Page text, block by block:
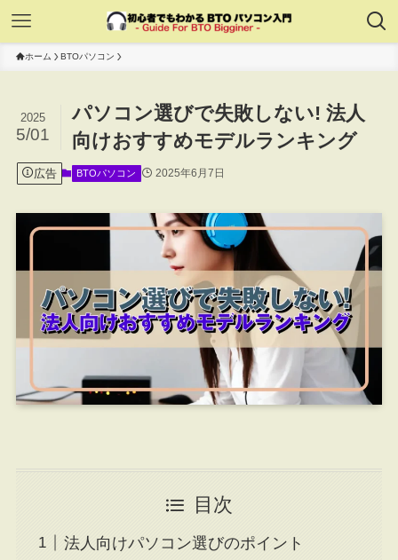
ホーム BTOパソコン
パソコン選びで失敗しない! 法人
向けおすすめモデルランキング
2025
5/01
広告 BTOパソコン 2025年6月7日
目次
法人向けパソコン選びのポイント